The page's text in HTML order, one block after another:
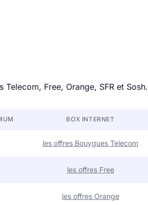
Free, Orange, SFR et Sosh.
BOX INTERNET
les offres Bouygues Telecom
les offres Free
les offres Orange